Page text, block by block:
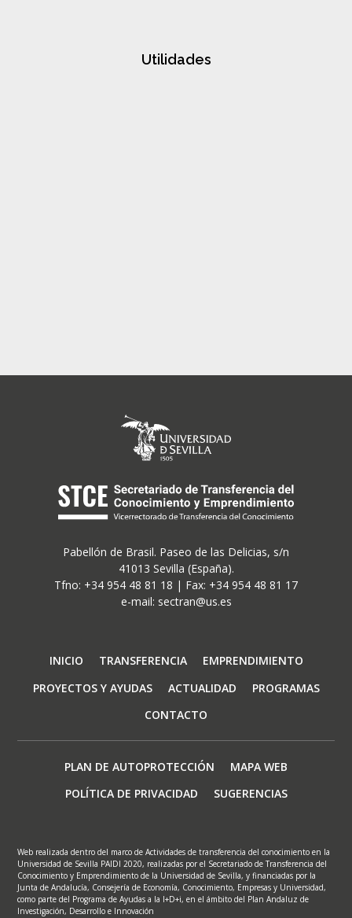
Utilidades
Pabellón de Brasil. Paseo de las Delicias, s/n
41013 Sevilla (España).
Tfno: +34 954 48 81 18 | Fax: +34 954 48 81 17
e-mail: sectran@us.es
Navegación
principal
INICIO TRANSFERENCIA
EMPRENDIMIENTO
PROYECTOS Y AYUDAS
ACTUALIDAD
PROGRAMAS
CONTACTO
PLAN DE AUTOPROTECCIÓN
MAPA WEB
POLÍTICA DE PRIVACIDAD
SUGERENCIAS
Web realizada dentro del marco de Actividades de transferencia del conocimiento en la
Universidad de Sevilla PAIDI 2020, realizadas por el Secretariado de Transferencia del
Conocimiento y Emprendimiento de la Universidad de Sevilla, y financiadas por la
Junta de Andalucía, Consejería de Economía, Conocimiento, Empresas y Universidad,
como parte del Programa de Ayudas a la I+D+i, en el ámbito del Plan Andaluz de
Investigación, Desarrollo e Innovación